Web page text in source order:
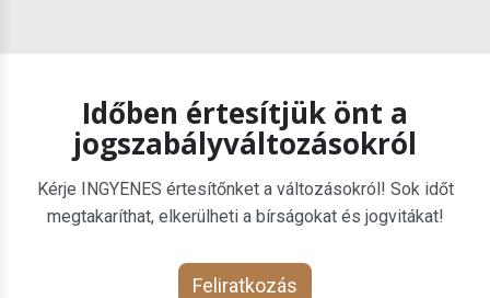
Időben értesítjük önt a
jogszabályváltozásokról
Kérje INGYENES értesítőnket a változásokról! Sok időt
megtakaríthat, elkerülheti a bírságokat és jogvitákat!
Feliratkozás